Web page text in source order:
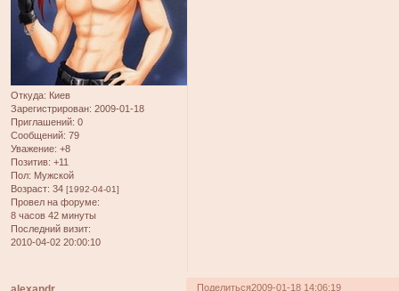
Откуда: Киев
Зарегистрирован: 2009-01-18
Приглашений: 0
Сообщений: 79
Уважение: +8
Позитив: +11
Пол: Мужской
Возраст: 34 [1992-04-01]
Провел на форуме:
8 часов 42 минуты
Последний визит:
2010-04-02 20:00:10
Поделиться2009-01-18 14:06:19